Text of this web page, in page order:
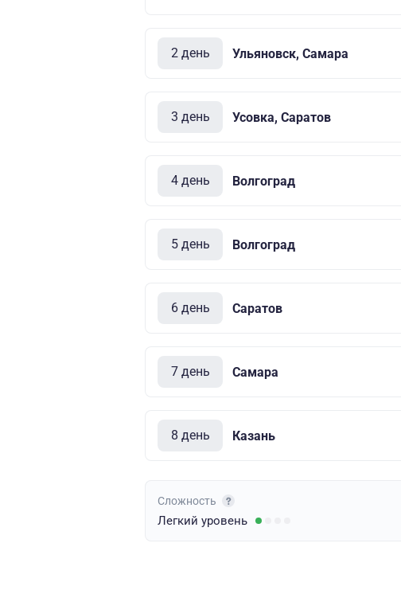
2 день Ульяновск, Самара
3 день Усовка, Саратов
4 день Волгоград
5 день Волгоград
6 день Саратов
7 день Самара
8 день Казань
Сложность
Легкий уровень